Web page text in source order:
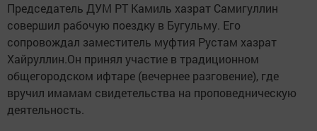
Председатель ДУМ РТ Камиль хазрат Самигуллин
совершил рабочую поездку в Бугульму. Его
сопровождал заместитель муфтия Рустам хазрат
Хайруллин.Он принял участие в традиционном
общегородском ифтаре (вечернее разговение), где
вручил имамам свидетельства на проповедническую
деятельность.